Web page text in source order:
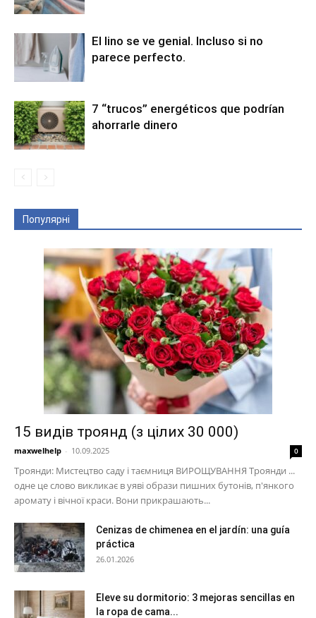
El lino se ve genial. Incluso si no
parece perfecto.
7 “trucos” energéticos que podrían
ahorrarle dinero
Популярні
15 видів троянд (з цілих 30 000)
maxwelhelp - 10.09.2025 0
Троянди: Мистецтво саду і таємниця ВИРОЩУВАННЯ Троянди ...
одне це слово викликає в уяві образи пишних бутонів, п'янкого
аромату і вічної краси. Вони прикрашають...
Cenizas de chimenea en el jardín: una guía
práctica
26.01.2026
Eleve su dormitorio: 3 mejoras sencillas en
la ropa de cama...